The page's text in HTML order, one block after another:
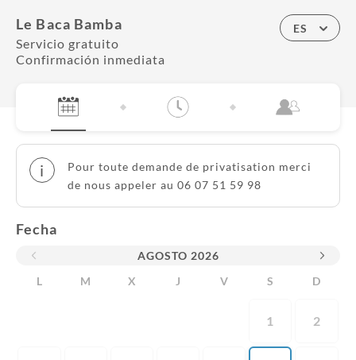
Le Baca Bamba
Servicio gratuito
Confirmación inmediata
ES
i
Pour toute demande de privatisation merci
de nous appeler au 06 07 51 59 98
Fecha
AGOSTO 2026
L
M X J V S D
1 2